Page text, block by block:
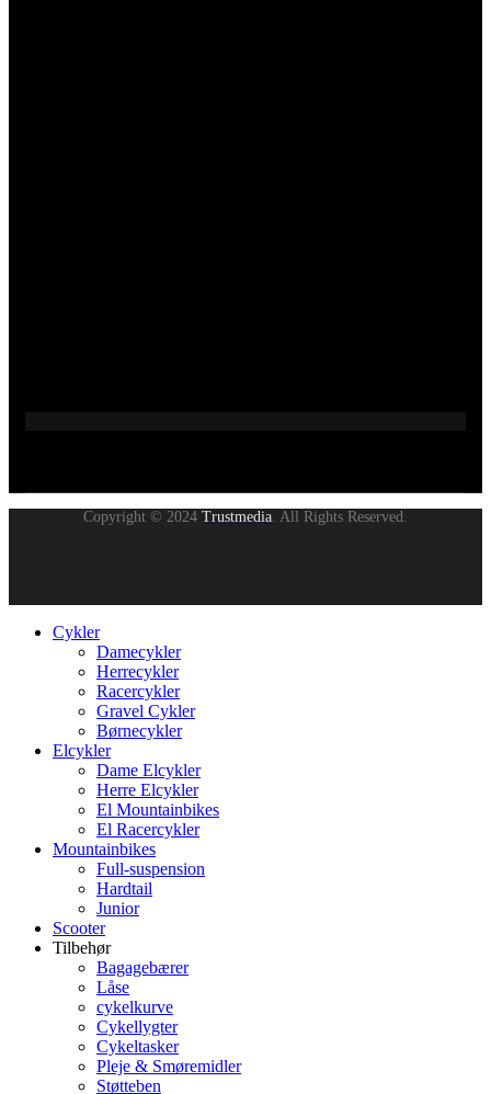
Copyright © 2024 Trustmedia. All Rights Reserved.
Cykler
Damecykler
Herrecykler
Racercykler
Gravel Cykler
Børnecykler
Elcykler
Dame Elcykler
Herre Elcykler
El Mountainbikes
El Racercykler
Mountainbikes
Full-suspension
Hardtail
Junior
Scooter
Tilbehør
Bagagebærer
Låse
cykelkurve
Cykellygter
Cykeltasker
Pleje & Smøremidler
Støtteben